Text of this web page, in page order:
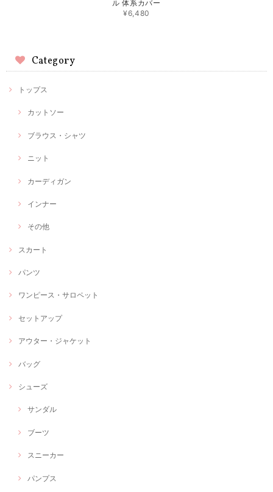
ル 体系カバー
¥6,480
Category
トップス
カットソー
ブラウス・シャツ
ニット
カーディガン
インナー
その他
スカート
パンツ
ワンピース・サロペット
セットアップ
アウター・ジャケット
バッグ
シューズ
サンダル
ブーツ
スニーカー
パンプス